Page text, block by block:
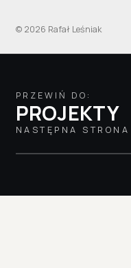
© 2026 Rafał Leśniak
PRZEWIŃ DO:
PROJEKTY
NASTĘPNA STRONA